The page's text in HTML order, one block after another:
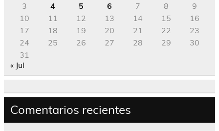
3
4 5 6 7 8
9
10
11 12 13 14 15
16
17
18 19 20 21 22
23
24
25 26 27 28 29
30
31
« Jul
Comentarios recientes